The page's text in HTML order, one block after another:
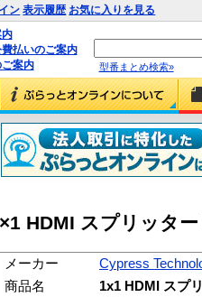
ン 表示履歴 お気に入りを見る
払いのご案内
案内
型番まとめ検索»
HDMI スプリッタ
メーカー
Cypress
商品名
1x1 HDMI スプ